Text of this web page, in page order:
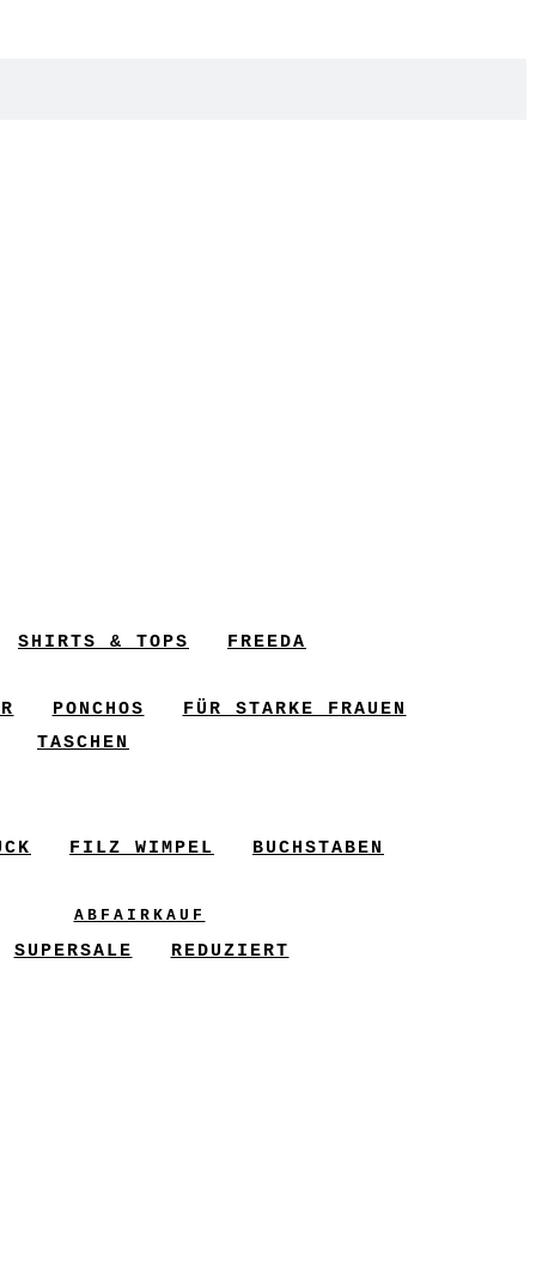
SHIRTS & TOPS FREEDA
PONCHOS
FÜR STARKE FRAUEN
TASCHEN
FILZ WIMPEL BUCHSTABEN
ABFAIRKAUF
SUPERSALE REDUZIERT